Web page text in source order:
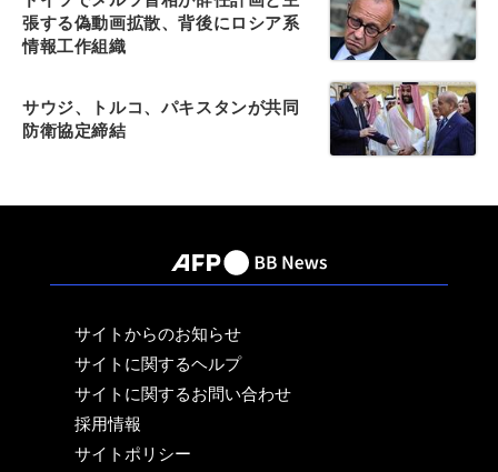
張する偽動画拡散、背後にロシア系
情報工作組織
サウジ、トルコ、パキスタンが共同
防衛協定締結
サイトからのお知らせ
サイトに関するヘルプ
サイトに関するお問い合わせ
採用情報
サイトポリシー